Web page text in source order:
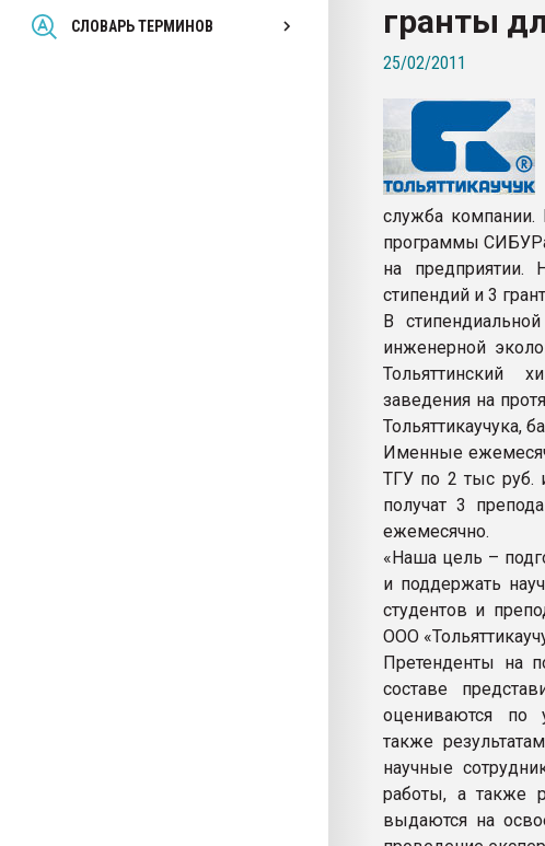
СЛОВАРЬ ТЕРМИНОВ
Всё, что касается выдува ПЭТ
бутылок
ПЕРЕЙТИ НА ФОРУМ
гранты
25/02/2011
служба компании.
программы
на предприятии.
стипендий и 3
В
инженерной
Тольяттинский
заведения на
Тольяттикаучука,
Именные
ТГУ по 2 тыс руб.
получат 3
ежемесячно.
«Наша цель –
и поддержать
студентов и
ООО
Претенденты на
составе
оцениваются по
также
научные
работы, а также
выдаются на